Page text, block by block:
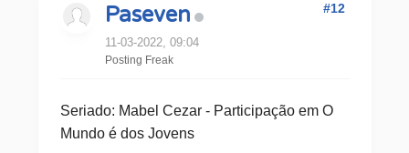
Paseven
11-03-2022, 09:04
Posting Freak
#12
Seriado: Mabel Cezar - Participação em O
Mundo é dos Jovens